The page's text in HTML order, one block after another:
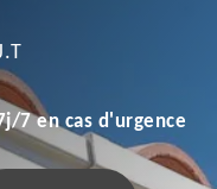
7 en cas d'urgence